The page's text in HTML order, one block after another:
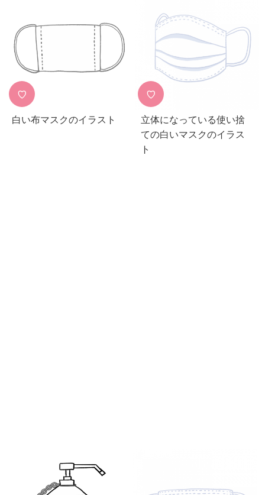
♡
白い布マスクのイラスト
♡
立体になっている使い捨
ての白いマスクのイラス
ト